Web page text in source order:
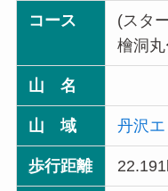
コース
(スタ
檜洞
山 名
山 域 丹沢
歩行距離